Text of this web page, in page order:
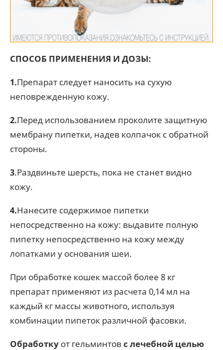
СПОСОБ ПРИМЕНЕНИЯ И ДОЗЫ:
1.Препарат следует наносить на сухую
неповрежденную кожу.
2.Перед использованием проколите защитную
мембрану пипетки, надев колпачок с обратной
стороны.
3.Раздвиньте шерсть, пока не станет видно
кожу.
4.Нанесите содержимое пипетки
непосредственно на кожу: выдавите полную
пипетку непосредственно на кожу между
лопатками у основания шеи.
При обработке кошек массой более 8 кг
препарат применяют из расчета 0,14 мл на
каждый кг массы животного, используя
комбинации пипеток различной фасовки.
Обработку от гельминтовс лечебной целью